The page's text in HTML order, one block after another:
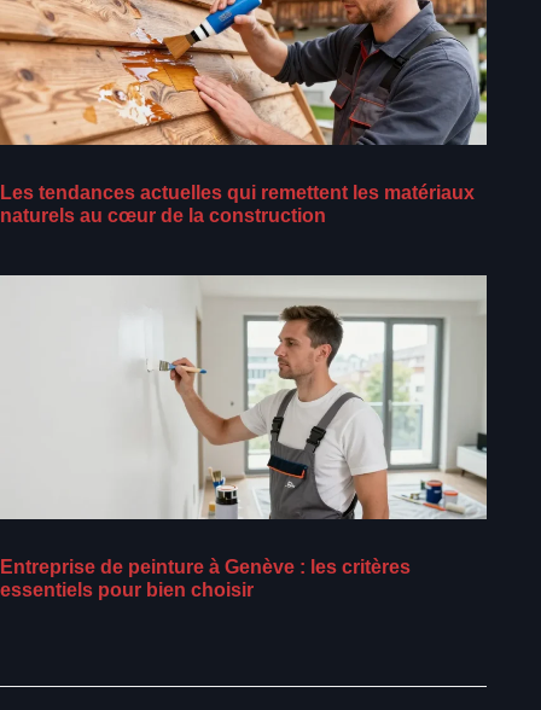
Les tendances actuelles qui remettent les matériaux
naturels au cœur de la construction
Entreprise de peinture à Genève : les critères
essentiels pour bien choisir